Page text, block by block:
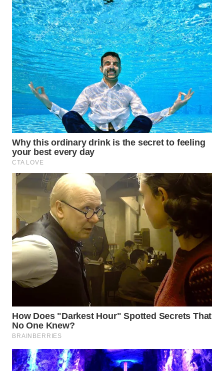
WN
TAPANULI
SELATAN
WN
TANJUNG
LESUNG
WN
KARO
WN
SIMALUNGUN
WN
LABUHANBATU
WN
TAPANULI
TENGAH
WN DELI
SERDANG
TEBING
TINGGI
WN
PAKPAK